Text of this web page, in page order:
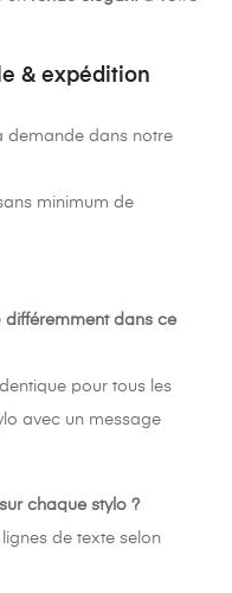
& expédition
demande dans notre
minimum de
différemment dans ce
pour tous les
avec un message
chaque stylo ?
de texte selon